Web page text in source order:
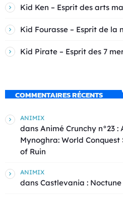
Kid Ken – Esprit des arts
Kid Fourasse – Esprit de la
Kid Pirate – Esprit des 7
COMMENTAIRES RÉCENTS
ANIMIX
dans Animé Crunchy n°23
Mynoghra: World
of Ruin
ANIMIX
dans Castlevania : Noctune